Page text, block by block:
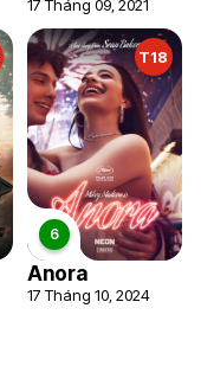
17 Tháng 09, 2021
T18
Anora
17 Tháng 10, 2024